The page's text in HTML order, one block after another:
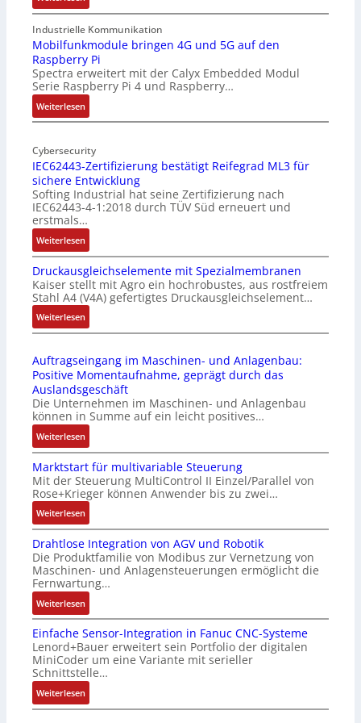
1
9
-
Z
o
l
l
-
n
d
u
s
t
r
i
e
-
P
C
l
ä
s
t
s
i
c
h
f
l
e
x
i
b
e
l
f
ü
r
i
e
A
n
w
Industrielle Kommunikation
Mobilfunkmodule bringen 4G und 5G auf den
Raspberry Pi
Spectra erweitert mit der Calyx Embedded Modul
Serie Raspberry Pi 4 und Raspberry…
Weiterlesen:
M
b
i
l
f
u
n
k
m
o
d
u
l
e
r
i
n
g
e
n
4
G
u
n
d
5
G
a
u
f
d
n
R
a
p
Cybersecurity
IEC62443-Zertifizierung bestätigt Reifegrad ML3 für
sichere Entwicklung
Softing Industrial hat seine Zertifizierung nach
IEC62443-4-1:2018 durch TÜV Süd erneuert und
erstmals…
Weiterlesen:
I
E
6
2
4
3
-
Z
e
r
t
i
f
i
z
i
e
u
n
g
b
e
s
t
ä
t
i
Druckausgleichselemente mit Spezialmembranen
Kaiser stellt mit Agro ein hochrobustes, aus rostfreiem
Stahl A4 (V4A) gefertigtes Druckausgleichselement…
Weiterlesen:
D
u
c
k
a
u
s
g
l
e
i
c
h
e
l
e
m
e
n
t
e
m
i
Auftragseingang im Maschinen- und Anlagenbau:
Positive Momentaufnahme, geprägt durch das
Auslandsgeschäft
Die Unternehmen im Maschinen- und Anlagenbau
können in Summe auf ein leicht positives…
Weiterlesen:
A
u
f
t
r
a
g
s
e
i
n
g
a
n
g
i
m
M
Marktstart für multivariable Steuerung
Mit der Steuerung MultiControl II Einzel/Parallel von
Rose+Krieger können Anwender bis zu zwei…
Weiterlesen:
M
a
r
k
t
s
t
a
r
t
f
ü
r
Drahtlose Integration von AGV und Robotik
Die Produktfamilie von Modibus zur Vernetzung von
Maschinen- und Anlagensteuerungen ermöglicht die
Fernwartung…
Weiterlesen:
D
r
a
h
t
l
o
Einfache Sensor-Integration in Fanuc CNC-Systeme
Lenord+Bauer erweitert sein Portfolio der digitalen
MiniCoder um eine Variante mit serieller
Schnittstelle…
Weiterlesen:
E